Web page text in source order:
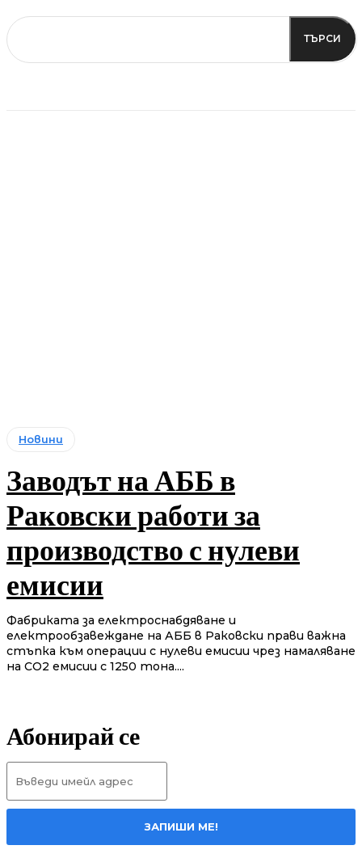
ТЪРСИ
Новини
Заводът на АББ в
Раковски работи за
производство с нулеви
емисии
Фабриката за електроснабдяване и
електрообзавеждане на АББ в Раковски прави важна
стъпка към операции с нулеви емисии чрез намаляване
на CO2 емисии с 1250 тона....
Абонирай се
ЗАПИШИ МЕ!